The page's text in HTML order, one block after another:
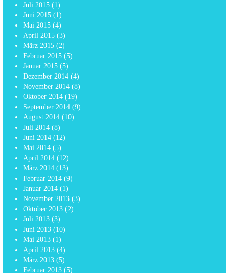
Juli 2015 (1)
Juni 2015 (1)
Mai 2015 (4)
April 2015 (3)
März 2015 (2)
Februar 2015 (5)
Januar 2015 (5)
Dezember 2014 (4)
November 2014 (8)
Oktober 2014 (19)
September 2014 (9)
August 2014 (10)
Juli 2014 (8)
Juni 2014 (12)
Mai 2014 (5)
April 2014 (12)
März 2014 (13)
Februar 2014 (9)
Januar 2014 (1)
November 2013 (3)
Oktober 2013 (2)
Juli 2013 (3)
Juni 2013 (10)
Mai 2013 (1)
April 2013 (4)
März 2013 (5)
Februar 2013 (5)